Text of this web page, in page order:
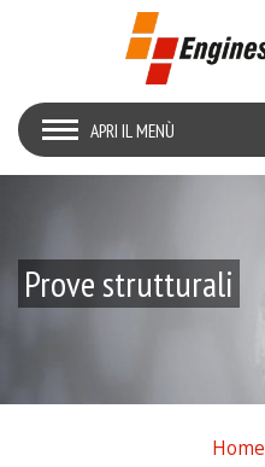
APRI IL MENÙ
Prove strutturali
Home